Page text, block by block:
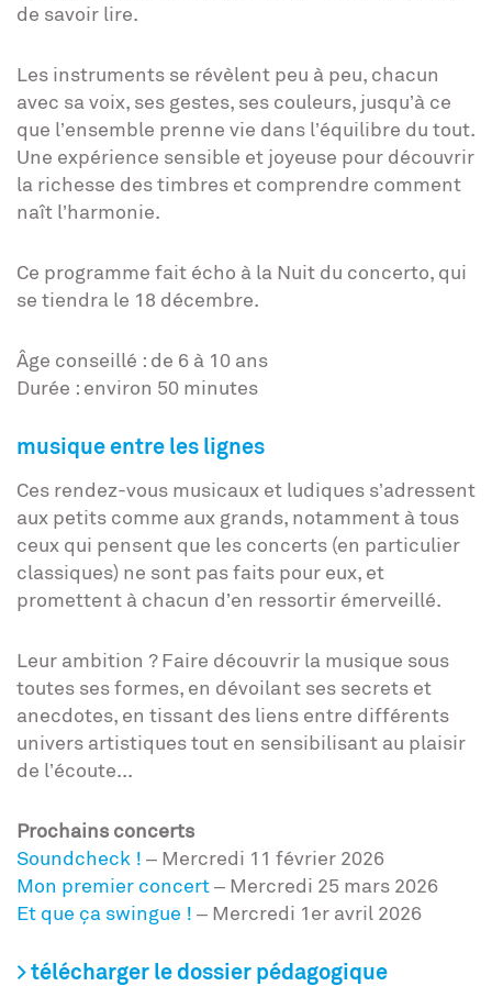
de savoir lire.
Les instruments se révèlent peu à peu, chacun
avec sa voix, ses gestes, ses couleurs, jusqu’à ce
que l’ensemble prenne vie dans l’équilibre du tout.
Une expérience sensible et joyeuse pour découvrir
la richesse des timbres et comprendre comment
naît l’harmonie.
Ce programme fait écho à la Nuit du concerto, qui
se tiendra le 18 décembre.
Âge conseillé : de 6 à 10 ans
Durée : environ 50 minutes
musique entre les lignes
Ces rendez-vous musicaux et ludiques s’adressent
aux petits comme aux grands, notamment à tous
ceux qui pensent que les concerts (en particulier
classiques) ne sont pas faits pour eux, et
promettent à chacun d’en ressortir émerveillé.
Leur ambition ? Faire découvrir la musique sous
toutes ses formes, en dévoilant ses secrets et
anecdotes, en tissant des liens entre différents
univers artistiques tout en sensibilisant au plaisir
de l’écoute...
Prochains concerts
Soundcheck ! – Mercredi 11 février 2026
Mon premier concert– Mercredi 25 mars 2026
Et que ça swingue ! – Mercredi 1er avril 2026
>télécharger le dossier pédagogique